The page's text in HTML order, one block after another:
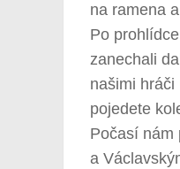
na ramena
Po
zanechali
našimi hráči
pojedete
Počasí nám
a